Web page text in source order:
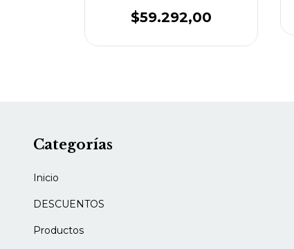
$59.292,00
Categorías
Inicio
DESCUENTOS
Productos